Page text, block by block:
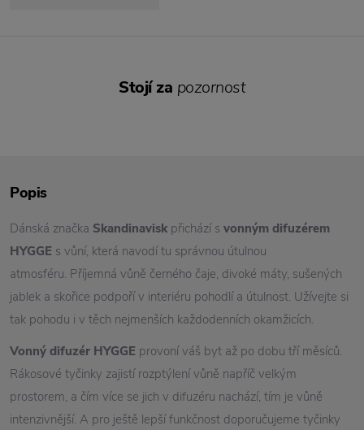
Popis
Dánská značka Skandinavisk přichází s vonným difuzérem
HYGGE s vůní, která navodí tu správnou útulnou
atmosféru. Příjemná vůně černého čaje, divoké máty, sušených
jablek a skořice podpoří v interiéru pohodlí a útulnost. Užívejte si
tak pohodu i v těch nejmenších každodenních okamžicích.
Vonný difuzér HYGGE provoní váš byt až po dobu tří měsíců.
Rákosové tyčinky zajistí rozptýlení vůně napříč velkým
prostorem, a čím více se jich v difuzéru nachází, tím je vůně
intenzivnější. A pro ještě lepší funkčnost doporučujeme tyčinky
Stojí za pozornost